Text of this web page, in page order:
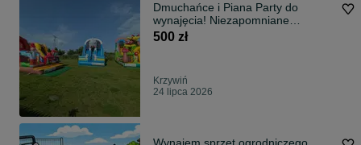
Dmuchańce i Piana Party do
wynajęcia! Niezapomniane
urodziny pikniki i imprezy firmowe
500 zł
Krzywiń
24 lipca 2026